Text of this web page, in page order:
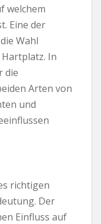
welchem
Eine der
Wahl
In
die
Arten von
und
richtigen
Der
Einfluss auf